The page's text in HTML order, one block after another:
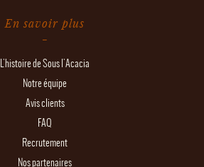
En savoir plus
L'histoire de Sous l'Acacia
Notre équipe
Avis clients
FAQ
Recrutement
Nos partenaires